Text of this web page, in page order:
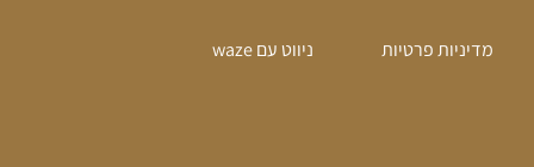
מדיניות פרטיות ניווט עם waze